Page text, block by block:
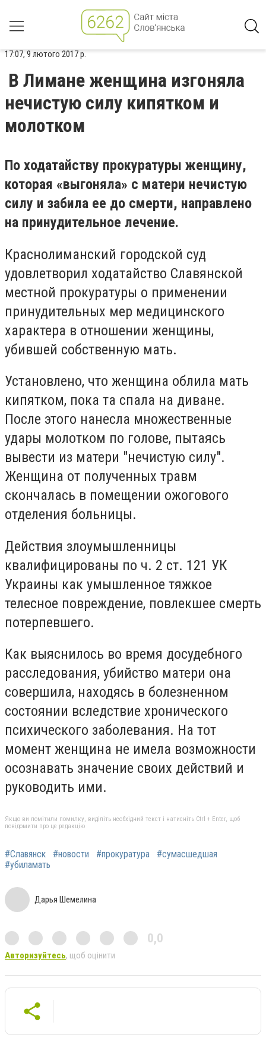
17:07, 9 лютого 2017 р.
В Лимане женщина изгоняла
нечистую силу кипятком и
молотком
По ходатайству прокуратуры женщину,
которая «выгоняла» с матери нечистую
силу и забила ее до смерти, направлено
на принудительное лечение.
Краснолиманский городской суд
удовлетворил ходатайство Славянской
местной прокуратуры о применении
принудительных мер медицинского
характера в отношении женщины,
убившей собственную мать.
Установлено, что женщина облила мать
кипятком, пока та спала на диване.
После этого нанесла множественные
удары молотком по голове, пытаясь
вывести из матери "нечистую силу".
Женщина от полученных травм
скончалась в помещении ожогового
отделения больницы.
Действия злоумышленницы
квалифицированы по ч. 2 ст. 121 УК
Украины как умышленное тяжкое
телесное повреждение, повлекшее смерть
потерпевшего.
Как выяснилось во время досудебного
расследования, убийство матери она
совершила, находясь в болезненном
состоянии вследствие хронического
психического заболевания. На тот
момент женщина не имела возможности
осознавать значение своих действий и
руководить ими.
Якщо ви помітили помилку, виділіть необхідний текст і натисніть Ctrl + Enter, щоб
повідомити про це редакцію
#Славянск #новости #прокуратура
#сумасшедшая
#убиламать
Дарья Шемелина
0,0
Авторизуйтесь, щоб оцінити